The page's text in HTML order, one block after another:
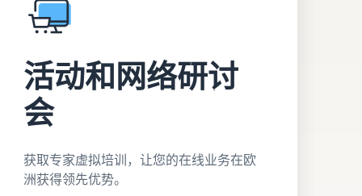
活动和网络研讨
会
获取专家虚拟培训，让您的在线业务在欧
洲获得领先优势。